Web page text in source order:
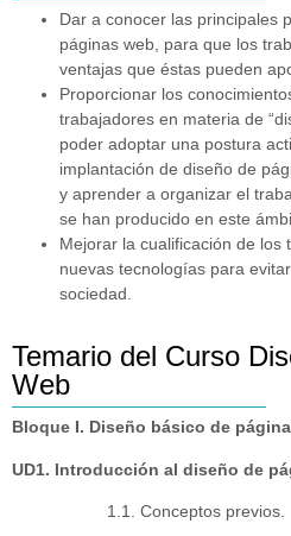
Dar a conocer las principales
páginas web, para que los
ventajas que éstas pueden
Proporcionar los
trabajadores en materia de
poder adoptar una postura
implantación de diseño de
y aprender a organizar el
se han producido en este
Mejorar la cualificación de los
nuevas tecnologías para
sociedad.
Temario del Curso
Web
Bloque I. Diseño básico de
UD1. Introducción al diseño de
1.1. Conceptos previos.